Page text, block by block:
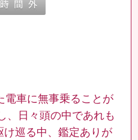
電車に無事乗ることが
、日々頭の中であれも
け巡る中、鑑定ありが